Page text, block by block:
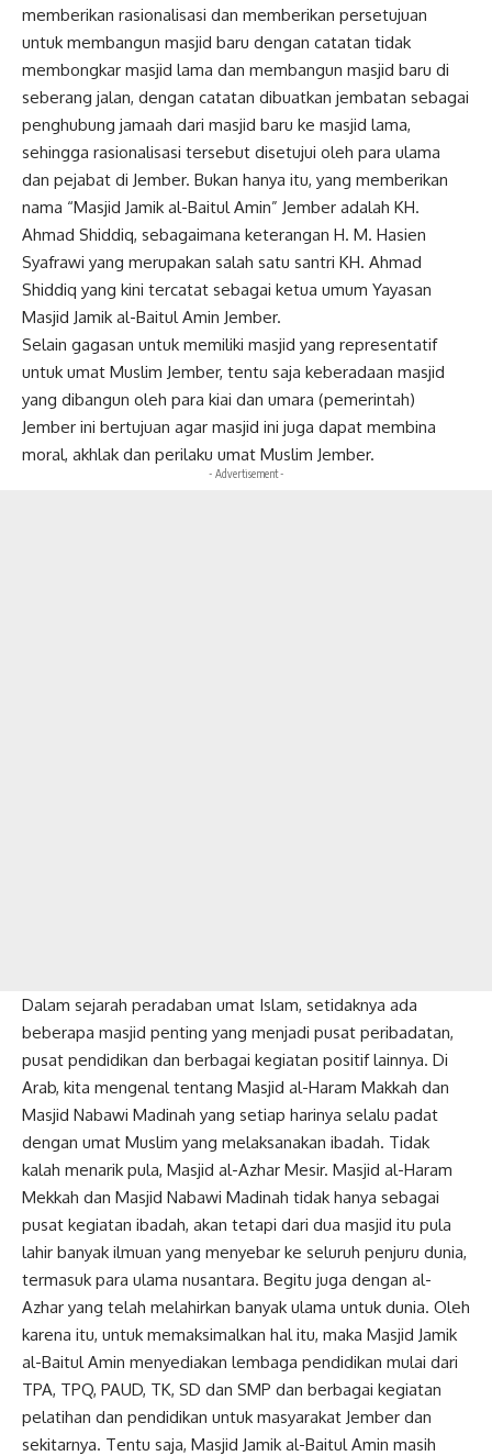
memberikan rasionalisasi dan memberikan persetujuan
untuk membangun masjid baru dengan catatan tidak
membongkar masjid lama dan membangun masjid baru di
seberang jalan, dengan catatan dibuatkan jembatan sebagai
penghubung jamaah dari masjid baru ke masjid lama,
sehingga rasionalisasi tersebut disetujui oleh para ulama
dan pejabat di Jember. Bukan hanya itu, yang memberikan
nama “Masjid Jamik al-Baitul Amin” Jember adalah KH.
Ahmad Shiddiq, sebagaimana keterangan H. M. Hasien
Syafrawi yang merupakan salah satu santri KH. Ahmad
Shiddiq yang kini tercatat sebagai ketua umum Yayasan
Masjid Jamik al-Baitul Amin Jember.
Selain gagasan untuk memiliki masjid yang representatif
untuk umat Muslim Jember, tentu saja keberadaan masjid
yang dibangun oleh para kiai dan umara (pemerintah)
Jember ini bertujuan agar masjid ini juga dapat membina
moral, akhlak dan perilaku umat Muslim Jember.
- Advertisement -
Dalam sejarah peradaban umat Islam, setidaknya ada
beberapa masjid penting yang menjadi pusat peribadatan,
pusat pendidikan dan berbagai kegiatan positif lainnya. Di
Arab, kita mengenal tentang Masjid al-Haram Makkah dan
Masjid Nabawi Madinah yang setiap harinya selalu padat
dengan umat Muslim yang melaksanakan ibadah. Tidak
kalah menarik pula, Masjid al-Azhar Mesir. Masjid al-Haram
Mekkah dan Masjid Nabawi Madinah tidak hanya sebagai
pusat kegiatan ibadah, akan tetapi dari dua masjid itu pula
lahir banyak ilmuan yang menyebar ke seluruh penjuru dunia,
termasuk para ulama nusantara. Begitu juga dengan al-
Azhar yang telah melahirkan banyak ulama untuk dunia. Oleh
karena itu, untuk memaksimalkan hal itu, maka Masjid Jamik
al-Baitul Amin menyediakan lembaga pendidikan mulai dari
TPA, TPQ, PAUD, TK, SD dan SMP dan berbagai kegiatan
pelatihan dan pendidikan untuk masyarakat Jember dan
sekitarnya. Tentu saja, Masjid Jamik al-Baitul Amin masih